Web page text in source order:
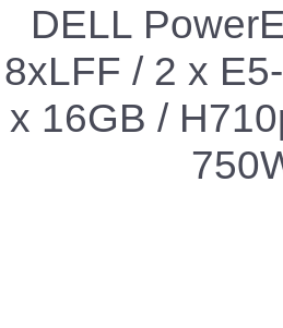
DELL
8xLFF / 2 x
x 16GB /